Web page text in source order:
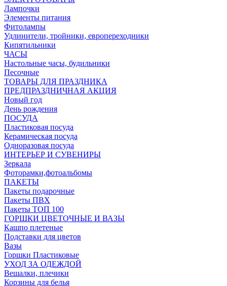
Лампочки
Элементы питания
Фитолампы
Удлинители, тройники, европереходники
Кипятильники
ЧАСЫ
Настольные часы, будильники
Песочные
ТОВАРЫ ДЛЯ ПРАЗДНИКА
ПРЕДПРАЗДНИЧНАЯ АКЦИЯ
Новый год
День рождения
ПОСУДА
Пластиковая посуда
Керамическая посуда
Одноразовая посуда
ИНТЕРЬЕР И СУВЕНИРЫ
Зеркала
Фоторамки,фотоальбомы
ПАКЕТЫ
Пакеты подарочные
Пакеты ПВХ
Пакеты ТОП 100
ГОРШКИ ЦВЕТОЧНЫЕ И ВАЗЫ
Кашпо плетеные
Подставки для цветов
Вазы
Горшки Пластиковые
УХОД ЗА ОДЕЖДОЙ
Вешалки, плечики
Корзины для белья